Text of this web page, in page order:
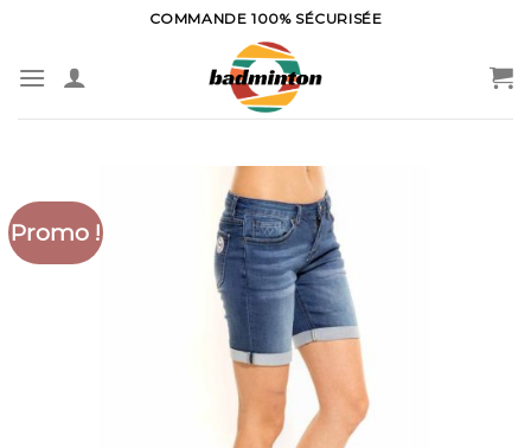
content
COMMANDE 100% SÉCURISÉE
Promo !